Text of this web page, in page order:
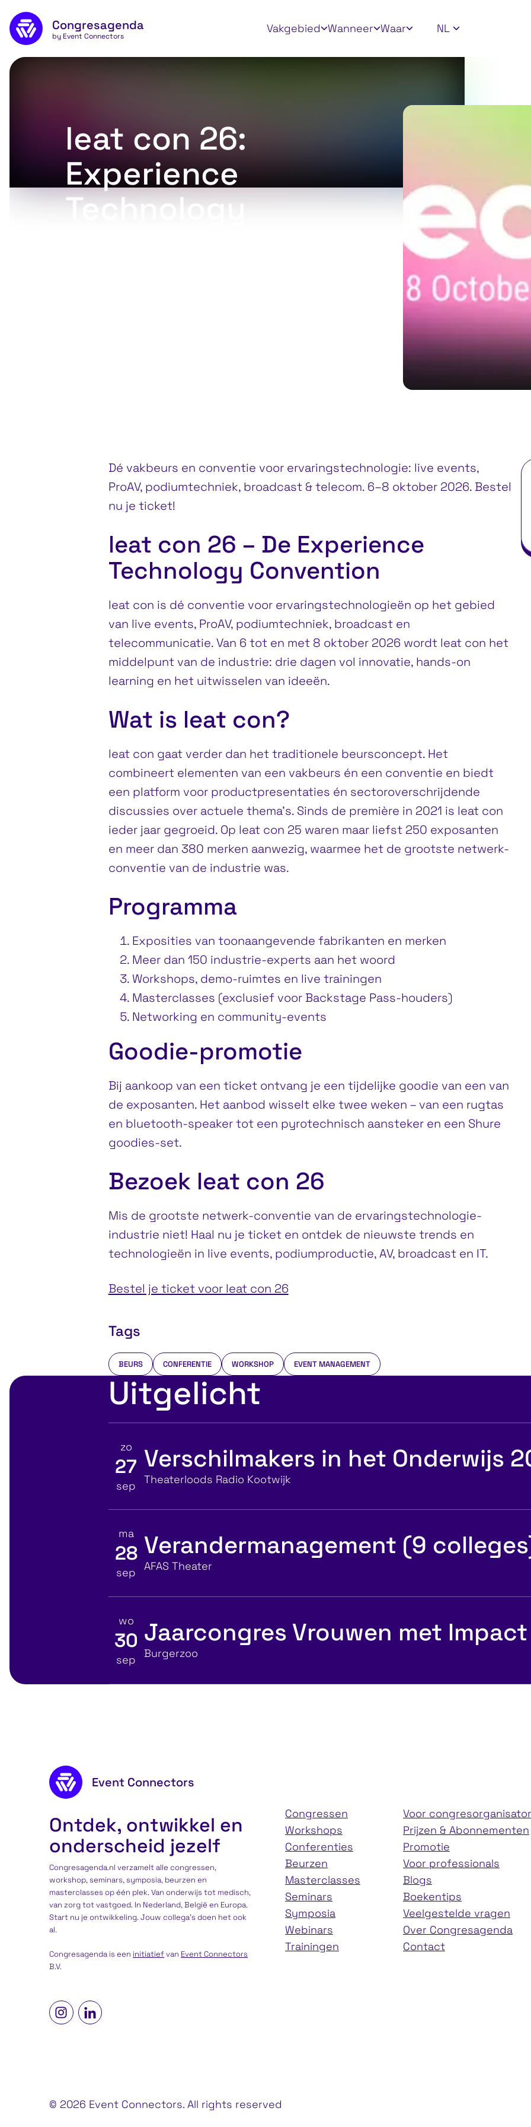
Naar de inhoud
Congresagenda
by Event Connectors
Vakgebied Wanneer Waar
Apply filters NL
leat con 26:
Experience
Technology
Dé vakbeurs en conventie voor ervaringstechnologie: live events,
ProAV, podiumtechniek, broadcast & telecom. 6–8 oktober 2026. Bestel
nu je ticket!
leat con 26 – De Experience
Technology Convention
leat con is dé conventie voor ervaringstechnologieën op het gebied
van live events, ProAV, podiumtechniek, broadcast en
telecommunicatie. Van 6 tot en met 8 oktober 2026 wordt leat con het
middelpunt van de industrie: drie dagen vol innovatie, hands-on
learning en het uitwisselen van ideeën.
Wat is leat con?
leat con gaat verder dan het traditionele beursconcept. Het
combineert elementen van een vakbeurs én een conventie en biedt
een platform voor productpresentaties én sectoroverschrijdende
discussies over actuele thema’s. Sinds de première in 2021 is leat con
ieder jaar gegroeid. Op leat con 25 waren maar liefst 250 exposanten
en meer dan 380 merken aanwezig, waarmee het de grootste netwerk-
conventie van de industrie was.
Programma
Exposities van toonaangevende fabrikanten en merken
Meer dan 150 industrie-experts aan het woord
Workshops, demo-ruimtes en live trainingen
Masterclasses (exclusief voor Backstage Pass-houders)
Networking en community-events
Goodie-promotie
Bij aankoop van een ticket ontvang je een tijdelijke goodie van een van
de exposanten. Het aanbod wisselt elke twee weken – van een rugtas
en bluetooth-speaker tot een pyrotechnisch aansteker en een Shure
goodies-set.
Bezoek leat con 26
Mis de grootste netwerk-conventie van de ervaringstechnologie-
industrie niet! Haal nu je ticket en ontdek de nieuwste trends en
technologieën in live events, podiumproductie, AV, broadcast en IT.
Bestel je ticket voor leat con 26
Tags
BEURS CONFERENTIE WORKSHOP EVENT MANAGEMENT
Uitgelicht
Bekijk details voor
zo
27
sep
Verschilmakers in het Onderwijs
Locatie
Theaterloods Radio Kootwijk
Bekijk details voor
ma
28
sep
Verandermanagement (9
Locatie
AFAS Theater
Bekijk details voor
wo
30
sep
Jaarcongres Vrouwen met Impact
Locatie
Burgerzoo
Footer content
Event Connectors
Ontdek, ontwikkel en
onderscheid jezelf
Congresagenda.nl verzamelt alle congressen,
workshop, seminars, symposia, beurzen en
masterclasses op één plek. Van onderwijs tot medisch,
van zorg tot vastgoed. In Nederland, België en Europa.
Start nu je ontwikkeling. Jouw collega’s doen het ook
al.
Congresagenda is een initiatiefvan Event Connectors
B.V.
Congressen
Workshops
Conferenties
Beurzen
Masterclasses
Seminars
Symposia
Webinars
Trainingen
Voor
Prijzen & Abonnementen
Promotie
Voor professionals
Blogs
Boekentips
Veelgestelde vragen
Over Congresagenda
Contact
© 2026 Event Connectors. All rights reserved